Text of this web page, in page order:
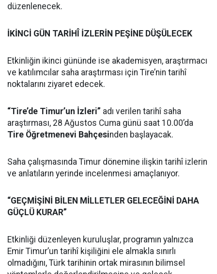
düzenlenecek.
İKİNCİ GÜN TARİHÎ İZLERİN PEŞİNE DÜŞÜLECEK
Etkinliğin ikinci gününde ise akademisyen, araştırmacı
ve katılımcılar saha araştırması için Tire’nin tarihî
noktalarını ziyaret edecek.
“Tire’de Timur’un İzleri” adı verilen tarihî saha
araştırması, 28 Ağustos Cuma günü saat 10.00’da
Tire Öğretmenevi Bahçesinden başlayacak.
Saha çalışmasında Timur dönemine ilişkin tarihî izlerin
ve anlatıların yerinde incelenmesi amaçlanıyor.
“GEÇMİŞİNİ BİLEN MİLLETLER GELECEĞİNİ DAHA
GÜÇLÜ KURAR”
Etkinliği düzenleyen kuruluşlar, programın yalnızca
Emir Timur’un tarihî kişiliğini ele almakla sınırlı
olmadığını, Türk tarihinin ortak mirasının bilimsel